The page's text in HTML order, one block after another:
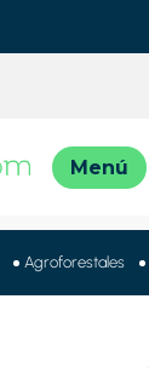
Agroforestales